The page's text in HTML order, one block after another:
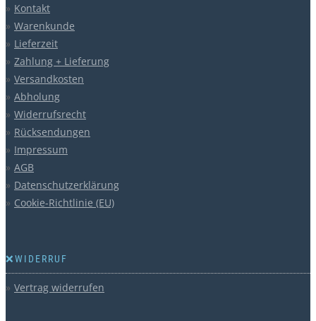
Kontakt
Warenkunde
Lieferzeit
Zahlung + Lieferung
Versandkosten
Abholung
Widerrufsrecht
Rücksendungen
Impressum
AGB
Datenschutzerklärung
Cookie-Richtlinie (EU)
❌WIDERRUF
Vertrag widerrufen